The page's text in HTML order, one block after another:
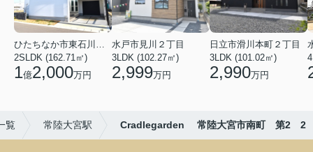
ひたちなか市東石川２丁目
2SLDK (162.71㎡)
1億2,000万円
水戸市見川２丁目
3LDK (102.27㎡)
2,999万円
日立市滑川本町２丁目
3LDK (101.02㎡)
2,990万円
覧 常陸大宮駅 Cradlegarden 常陸大宮市南町 第2 2